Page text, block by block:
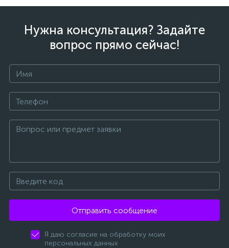
Нужна консультация? Задайте
вопрос прямо сейчас!
Отправить сообщение
Я даю согласие на обработку моих
персональных данных